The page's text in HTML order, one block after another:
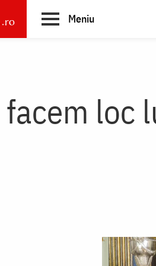
Meniu
loc